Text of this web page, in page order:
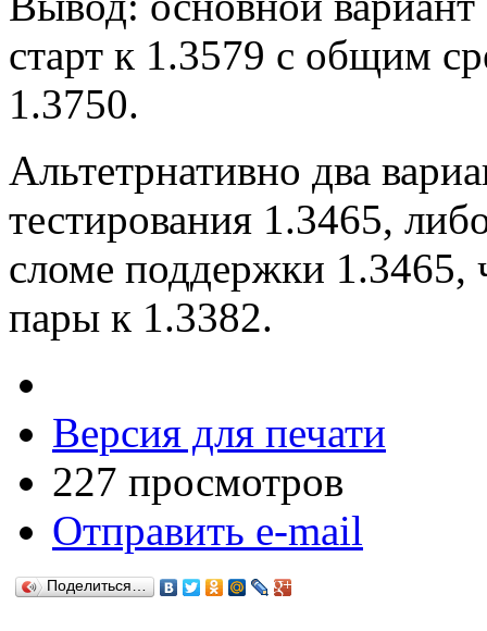
старт к 1.3579 с общим
1.3750.
Альтетрнативно два
тестирования 1.3465,
сломе поддержки 1.3465,
пары к 1.3382.
Версия для печати
227 просмотров
Отправить e-mail
Поделиться…